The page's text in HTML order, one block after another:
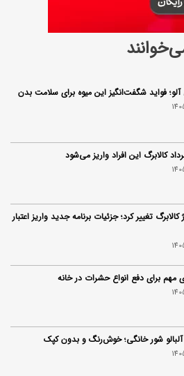
تغییر کرد؛ جزئیات برنامه جدید واریز اعتبار
مهم برای دفع انواع حشرات در خانه
آلبالو شور خانگی؛ خوش‌رنگ و بدون کپک